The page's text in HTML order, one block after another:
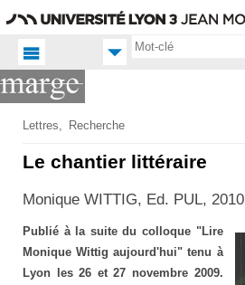
Accueil FR
Productions
scientifiques
Publications
Lettres Recherche
Le chantier littéraire
Monique WITTIG, Ed. PUL, 2010
Publié à la suite du colloque "Lire
Monique Wittig aujourd'hui" tenu à
Lyon les 26 et 27 novembre 2009.